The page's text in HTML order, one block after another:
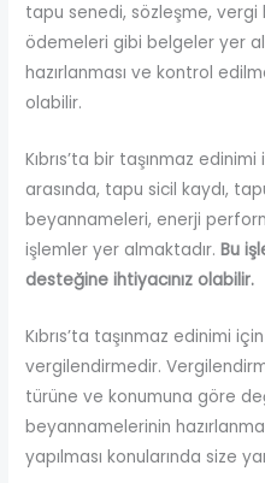
tapu senedi, sözleşme,
ödemeleri gibi belgeler yer
hazırlanması ve kontrol
olabilir.
Kıbrıs’ta bir taşınmaz
arasında, tapu sicil kaydı,
beyannameleri, enerji
işlemler yer almaktadır.Bu
desteğine ihtiyacınız olabilir.
Kıbrıs’ta taşınmaz edinimi
vergilendirmedir.
türüne ve konumuna göre
beyannamelerinin
yapılması konularında size